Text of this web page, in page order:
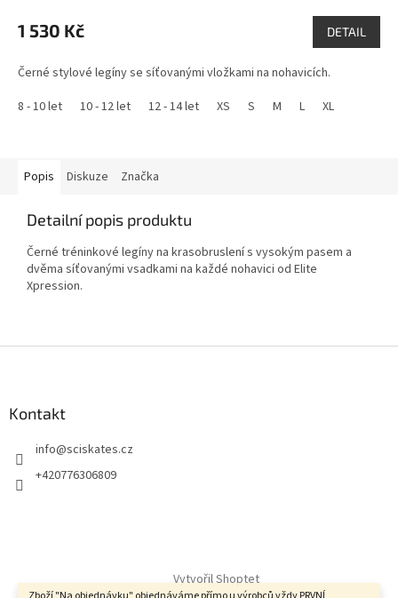
1 530 Kč DETAIL
Černé stylové legíny se síťovanými vložkami na nohavicích.
8 - 10 let
10 - 12 let 12 - 14 let XS S M L XL
Popis Diskuze Značka
Detailní popis produktu
Černé tréninkové legíny na krasobruslení s vysokým pasem a
dvěma síťovanými vsadkami na každé nohavici od Elite
Xpression.
Kontakt
info@sciskates.cz
+420776306809
Vytvořil Shoptet